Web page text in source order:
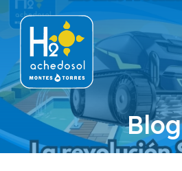
Blog